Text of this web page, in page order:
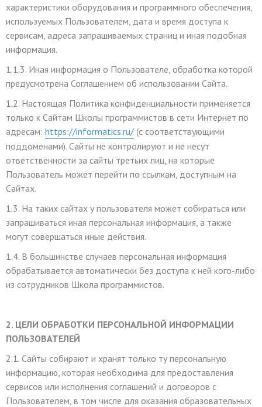
характеристики оборудования и программного обеспечения,
используемых Пользователем, дата и время доступа к
сервисам, адреса запрашиваемых страниц и иная подобная
информация.
1.1.3. Иная информация о Пользователе, обработка которой
предусмотрена Соглашением об использовании Сайта.
1.2. Настоящая Политика конфиденциальности применяется
только к Сайтам Школы программистов в сети Интернет по
адресам: https://informatics.ru/ (с соответствующими
поддоменами). Сайты не контролируют и не несут
ответственности за сайты третьих лиц, на которые
Пользователь может перейти по ссылкам, доступным на
Сайтах.
1.3. На таких сайтах у пользователя может собираться или
запрашиваться иная персональная информация, а также
могут совершаться иные действия.
1.4. В большинстве случаев персональная информация
обрабатывается автоматически без доступа к ней кого-либо
из сотрудников Школа программистов.
2. ЦЕЛИ ОБРАБОТКИ ПЕРСОНАЛЬНОЙ ИНФОРМАЦИИ
ПОЛЬЗОВАТЕЛЕЙ
2.1. Сайты собирают и хранят только ту персональную
информацию, которая необходима для предоставления
сервисов или исполнения соглашений и договоров с
Пользователем, в том числе для оказания образовательных